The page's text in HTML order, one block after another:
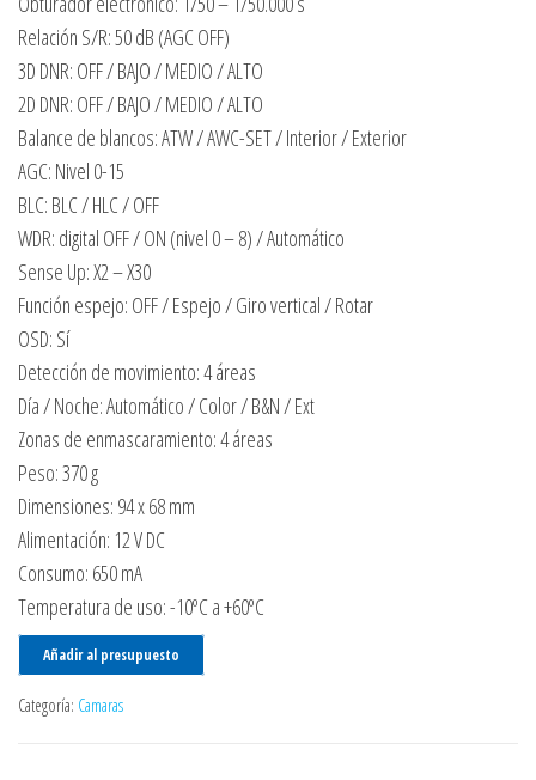
Relación S/R: 50 dB (AGC OFF)
3D DNR: OFF / BAJO / MEDIO / ALTO
2D DNR: OFF / BAJO / MEDIO / ALTO
Balance de blancos: ATW / AWC-SET / Interior / Exterior
AGC: Nivel 0-15
BLC: BLC / HLC / OFF
WDR: digital OFF / ON (nivel 0 – 8) / Automático
Sense Up: X2 – X30
Función espejo: OFF / Espejo / Giro vertical / Rotar
OSD: Sí
Detección de movimiento: 4 áreas
Día / Noche: Automático / Color / B&N / Ext
Zonas de enmascaramiento: 4 áreas
Peso: 370 g
Dimensiones: 94 x 68 mm
Alimentación: 12 V DC
Consumo: 650 mA
Temperatura de uso: -10ºC a +60ºC
Añadir al presupuesto
Categoría: Camaras